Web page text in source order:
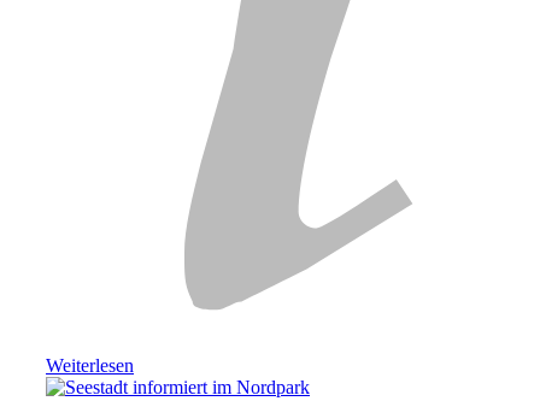
Weiterlesen